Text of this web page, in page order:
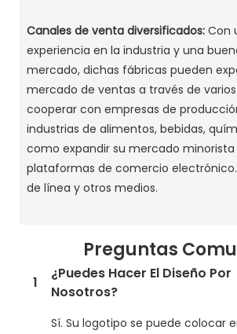
Canales de venta diversificados: Con
experiencia en la industria y una
mercado, dichas fábricas pueden
mercado de ventas a través de
cooperar con empresas de
industrias de alimentos, bebidas,
como expandir su mercado
plataformas de comercio
de línea y otros medios. ‌
Preguntas
1
¿Puedes Hacer El Diseño Por
Nosotros?
Sí. Su logotipo se puede colocar